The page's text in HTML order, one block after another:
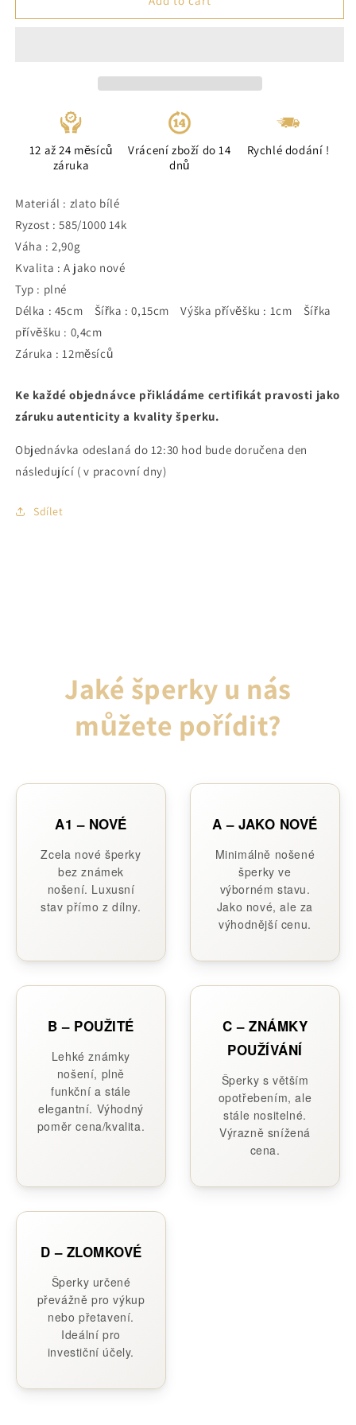
12 až 24 měsíců
záruka
Vrácení zboží do 14
dnů
Rychlé dodání !
Materiál : zlato bílé
Ryzost : 585/1000 14k
Váha : 2,90g
Kvalita : A jako nové
Typ : plné
Délka : 45cm Šířka : 0,15cm Výška přívěšku : 1cm Šířka
přívěšku : 0,4cm
Záruka : 12měsíců
Ke každé objednávce přikládáme certifikát pravosti jako
záruku autenticity a kvality šperku.
Objednávka odeslaná do 12:30 hod bude doručena den
následující ( v pracovní dny)
Sdílet
Jaké šperky u nás
můžete pořídit?
A1 – NOVÉ
Zcela nové šperky
bez známek
nošení. Luxusní
stav přímo z dílny.
A – JAKO NOVÉ
Minimálně nošené
šperky ve
výborném stavu.
Jako nové, ale za
výhodnější cenu.
B – POUŽITÉ
Lehké známky
nošení, plně
funkční a stále
elegantní. Výhodný
poměr cena/kvalita.
C – ZNÁMKY
POUŽÍVÁNÍ
Šperky s větším
opotřebením, ale
stále nositelné.
Výrazně snížená
cena.
D – ZLOMKOVÉ
Šperky určené
převážně pro výkup
nebo přetavení.
Ideální pro
investiční účely.